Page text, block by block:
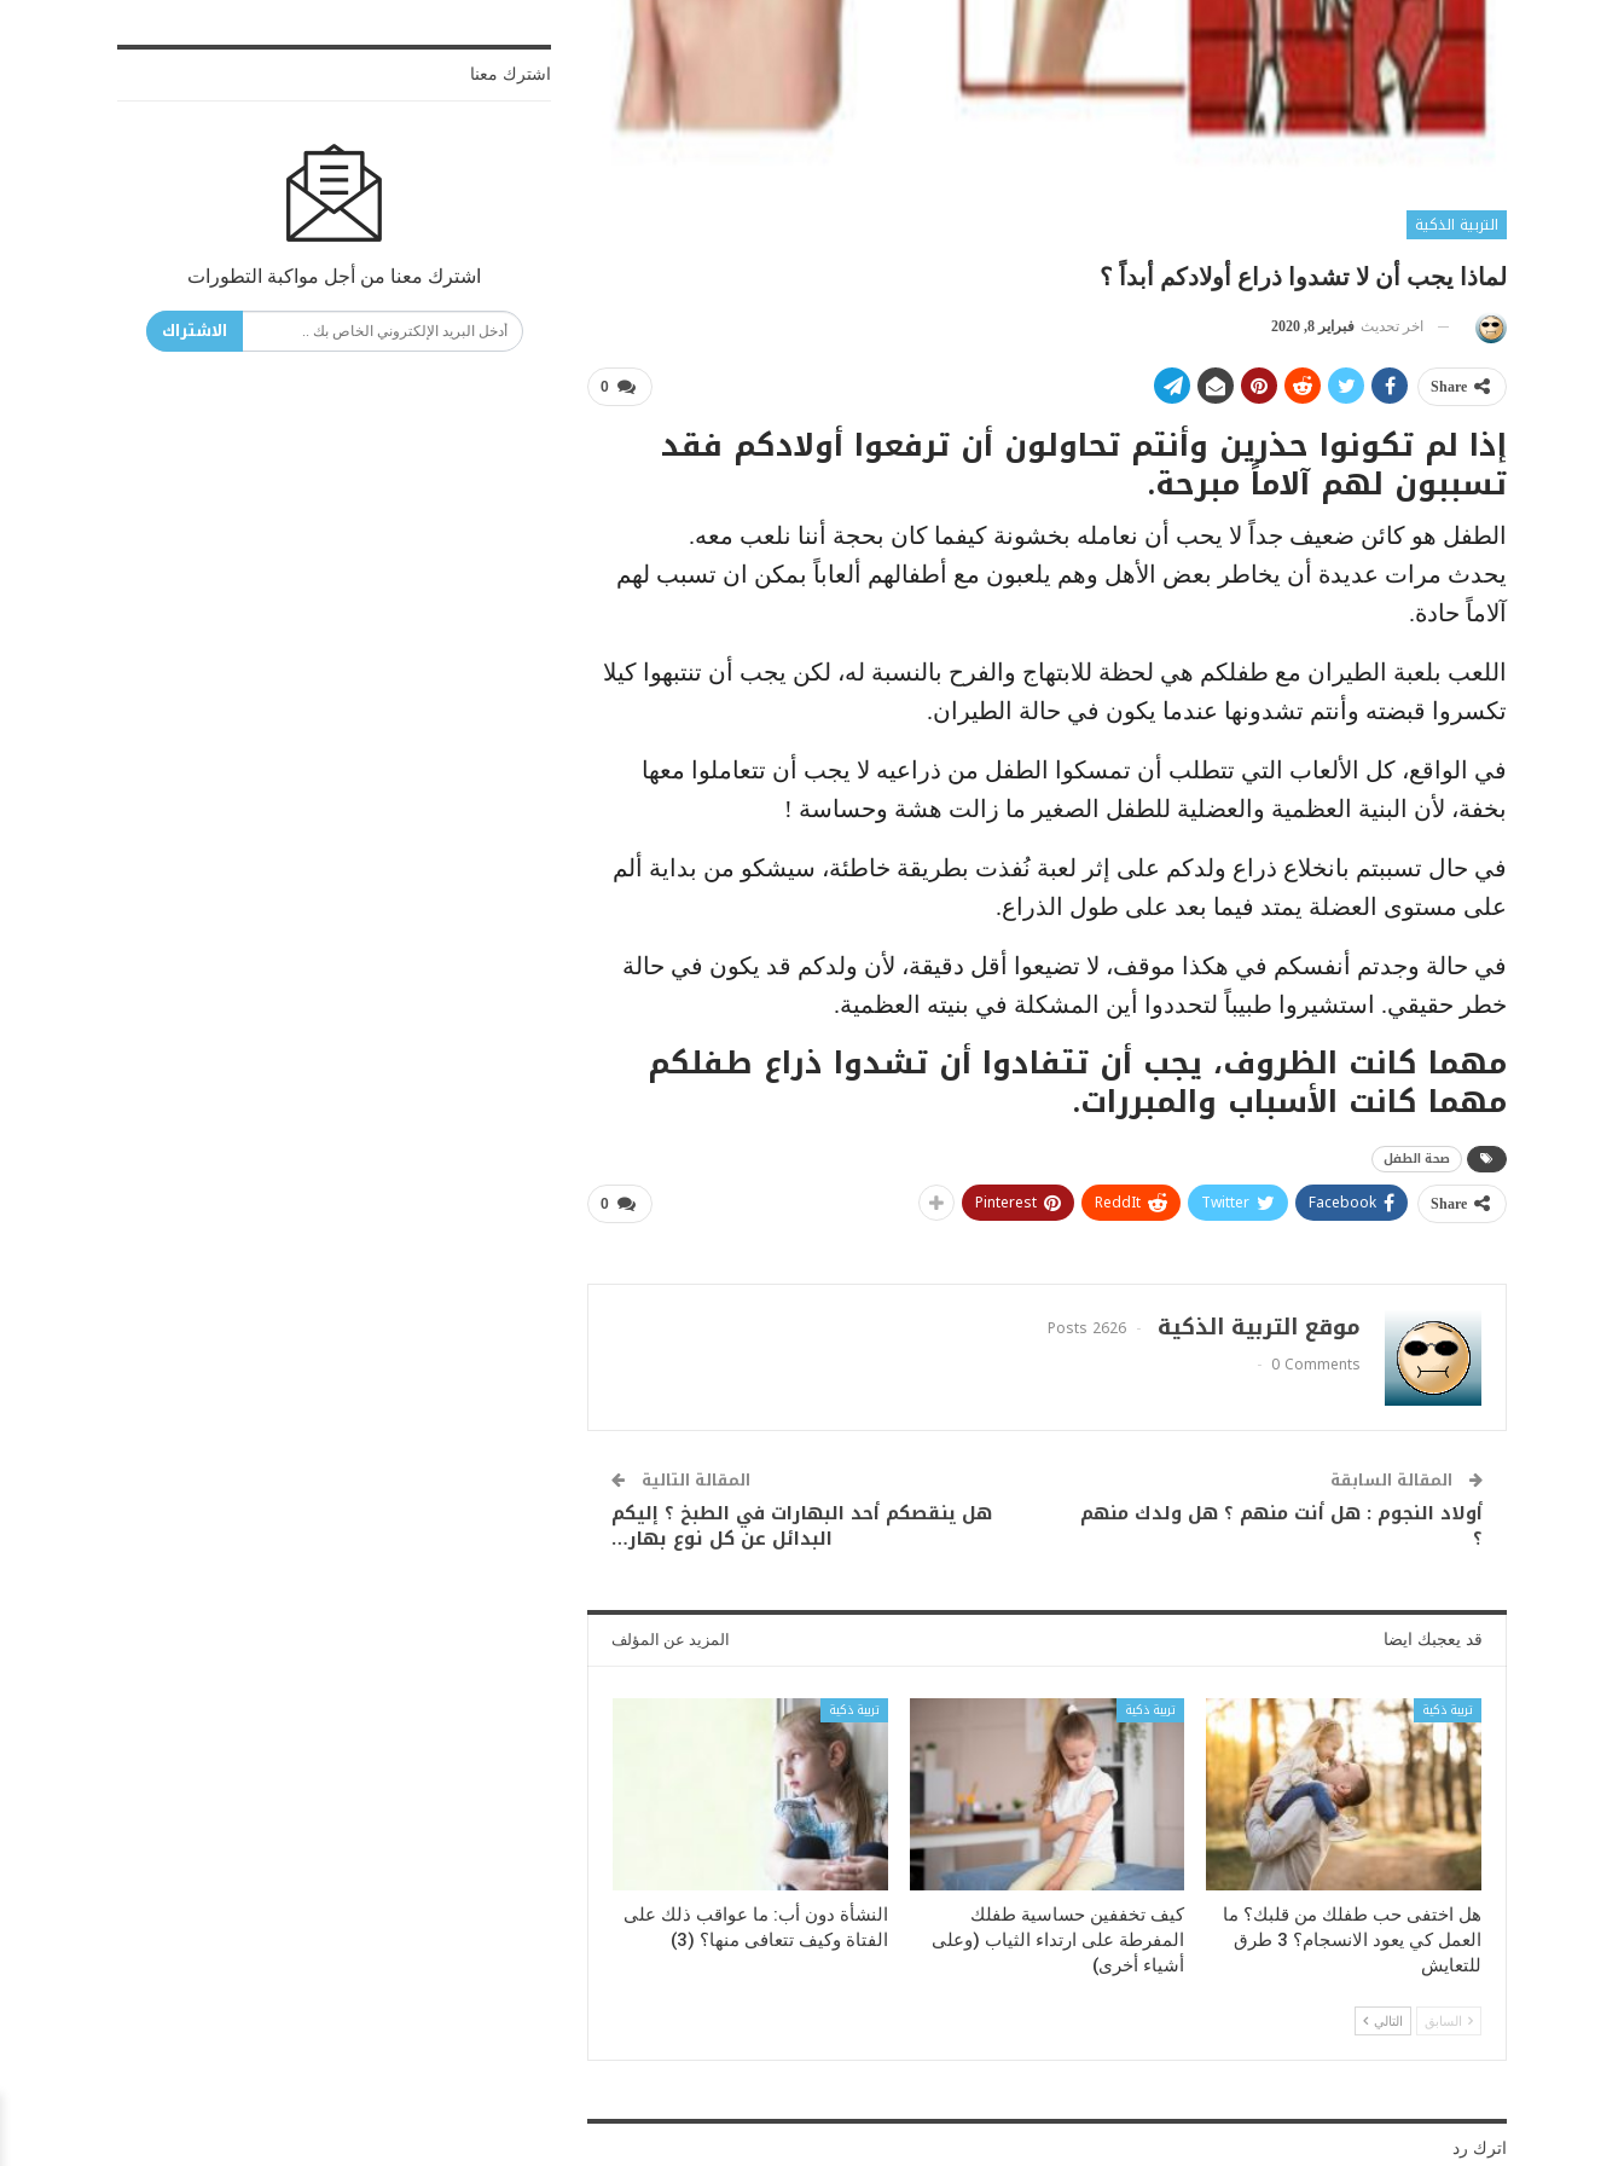
التربية الذكية
لماذا يجب أن لا تشدوا ذراع أولادكم أبداً ؟
اخر تحديث فبراير 8, 2020
0 Share
إذا لم تكونوا حذرين وأنتم تحاولون أن ترفعوا أولادكم فقد
تسببون لهم آلاماً مبرحة.
الطفل هو كائن ضعيف جداً لا يحب أن نعامله بخشونة كيفما كان بحجة أننا نلعب معه.
يحدث مرات عديدة أن يخاطر بعض الأهل وهم يلعبون مع أطفالهم ألعاباً بمكن ان تسبب لهم
آلاماً حادة.
اللعب بلعبة الطيران مع طفلكم هي لحظة للابتهاج والفرح بالنسبة له، لكن يجب أن تنتبهوا كيلا
تكسروا قبضته وأنتم تشدونها عندما يكون في حالة الطيران.
في الواقع، كل الألعاب التي تتطلب أن تمسكوا الطفل من ذراعيه لا يجب أن تتعاملوا معها
بخفة، لأن البنية العظمية والعضلية للطفل الصغير ما زالت هشة وحساسة !
في حال تسببتم بانخلاع ذراع ولدكم على إثر لعبة نُفذت بطريقة خاطئة، سيشكو من بداية ألم
على مستوى العضلة يمتد فيما بعد على طول الذراع.
في حالة وجدتم أنفسكم في هكذا موقف، لا تضيعوا أقل دقيقة، لأن ولدكم قد يكون في حالة
خطر حقيقي. استشيروا طبيباً لتحددوا أين المشكلة في بنيته العظمية.
مهما كانت الظروف، يجب أن تتفادوا أن تشدوا ذراع طفلكم
مهما كانت الأسباب والمبررات.
صحة الطفل
0 Share
Facebook
Twitter
ReddIt
Pinterest
موقع التربية الذكية
2626 Posts
0 Comments
المقالة السابقة
أولاد النجوم : هل أنت منهم ؟ هل ولدك منهم
؟
المقالة التالية
هل ينقصكم أحد البهارات في الطبخ ؟ إليكم
البدائل عن كل نوع بهار…
قد يعجبك ايضا المزيد عن المؤلف
تربية ذكية
هل اختفى حب طفلك من قلبك؟ ما
العمل كي يعود الانسجام؟ 3 طرق
للتعايش
تربية ذكية
كيف تخففين حساسية طفلك
المفرطة على ارتداء الثياب (وعلى
أشياء أخرى)
تربية ذكية
النشأة دون أب: ما عواقب ذلك على
الفتاة وكيف تتعافى منها؟ (3)
السابق التالي
اترك رد
اشترك معنا
اشترك معنا من أجل مواكبة التطورات
الاشتراك